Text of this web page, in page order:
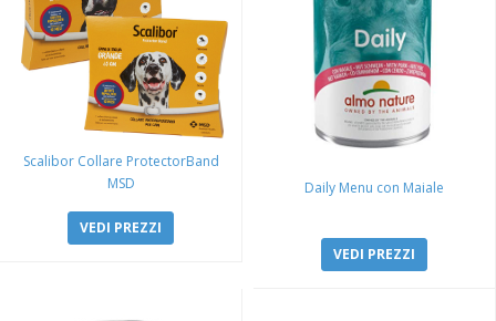
Scalibor Collare ProtectorBand
MSD
VEDI PREZZI
Daily Menu con Maiale
VEDI PREZZI